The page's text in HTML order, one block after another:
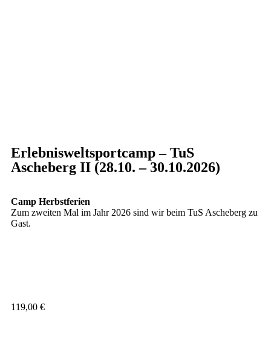
Erlebnisweltsportcamp – TuS
Ascheberg II (28.10. – 30.10.2026)
Camp Herbstferien
Zum zweiten Mal im Jahr 2026 sind wir beim TuS Ascheberg zu
Gast.
119,00 €